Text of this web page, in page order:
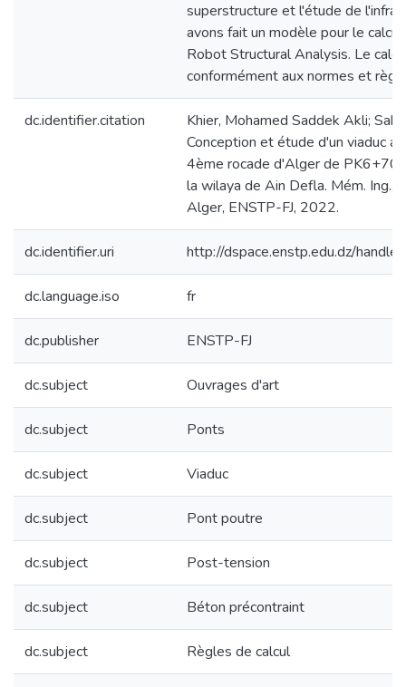
superstructure et l'étude de
avons fait un modèle pour le
Robot Structural Analysis. Le
conformément aux normes et
dc.identifier.citation
Khier, Mohamed Saddek Akli;
Conception et étude d'un viaduc
4ème rocade d'Alger de
la wilaya de Ain Defla. Mém. Ing.,
Alger, ENSTP-FJ, 2022.
dc.identifier.uri http://dspace.enstp.edu.dz/
dc.language.iso fr
dc.publisher ENSTP-FJ
dc.subject Ouvrages d'art
dc.subject Ponts
dc.subject Viaduc
dc.subject Pont poutre
dc.subject Post-tension
dc.subject Béton précontraint
dc.subject Règles de calcul